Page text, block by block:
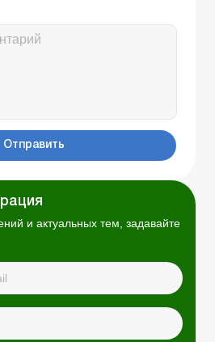
Отправить
и актуальных тем, задавайте